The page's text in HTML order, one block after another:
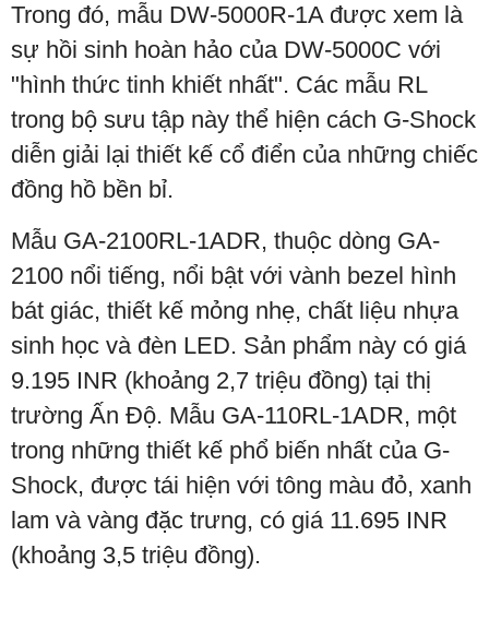
Trong đó, mẫu DW-5000R-1A được xem là
sự hồi sinh hoàn hảo của DW-5000C với
"hình thức tinh khiết nhất". Các mẫu RL
trong bộ sưu tập này thể hiện cách G-Shock
diễn giải lại thiết kế cổ điển của những chiếc
đồng hồ bền bỉ.
Mẫu GA-2100RL-1ADR, thuộc dòng GA-
2100 nổi tiếng, nổi bật với vành bezel hình
bát giác, thiết kế mỏng nhẹ, chất liệu nhựa
sinh học và đèn LED. Sản phẩm này có giá
9.195 INR (khoảng 2,7 triệu đồng) tại thị
trường Ấn Độ. Mẫu GA-110RL-1ADR, một
trong những thiết kế phổ biến nhất của G-
Shock, được tái hiện với tông màu đỏ, xanh
lam và vàng đặc trưng, có giá 11.695 INR
(khoảng 3,5 triệu đồng).